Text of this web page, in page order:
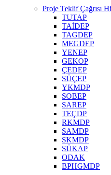
Proje Teklif Çağrısı
TUTAP
TAİDEP
TAGDEP
MEGDEP
YENEP
GEKOP
ÇEDEP
SÜÇEP
YKMDP
SOBEP
SAREP
TEÇDP
RKMDP
SAMDP
SKMDP
SÜKAP
ODAK
BPHGMDP